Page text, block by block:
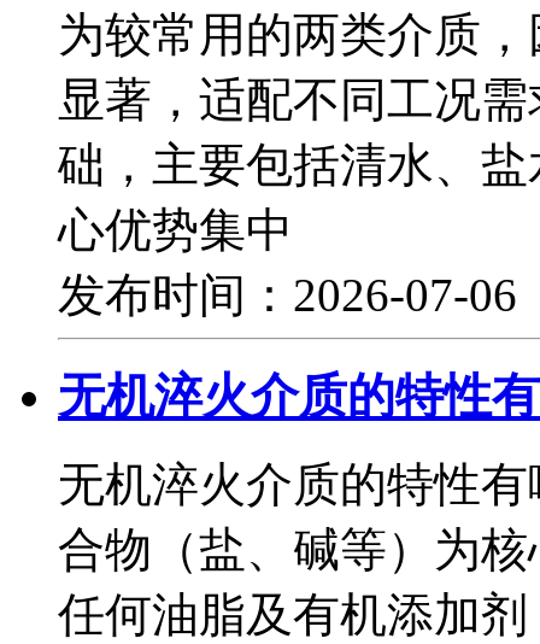
为较常用的两类介质
显著，适配不同工况
础，主要包括清水、
心优势集中
发布时间：2026-07-
无机淬火介质的特性
无机淬火介质的特性
合物（盐、碱等）为
任何油脂及有机添加